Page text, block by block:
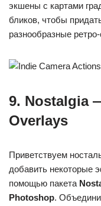
экшены с картами
бликов, чтобы
разнообразные
9. Nostalgia
Overlays
Приветствуем
добавить некоторые
помощью пакета
Photoshop.